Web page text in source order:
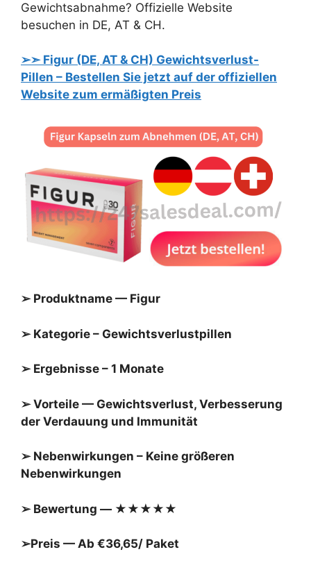
Gewichtsabnahme? Offizielle Website
besuchen in DE, AT & CH.
➢➣ Figur (DE, AT & CH) Gewichtsverlust-
Pillen – Bestellen Sie jetzt auf der offiziellen
Website zum ermäßigten Preis
➢ Produktname — Figur
➢ Kategorie – Gewichtsverlustpillen
➢ Ergebnisse – 1 Monate
➢ Vorteile — Gewichtsverlust, Verbesserung
der Verdauung und Immunität
➢ Nebenwirkungen – Keine größeren
Nebenwirkungen
➢ Bewertung — ★★★★★
➢Preis — Ab €36,65/ Paket